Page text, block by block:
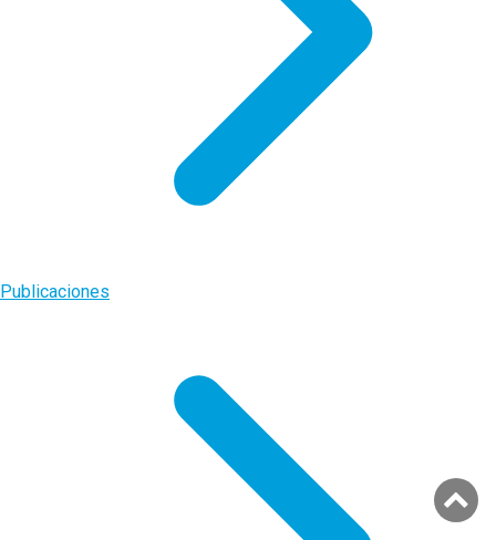
Publicaciones